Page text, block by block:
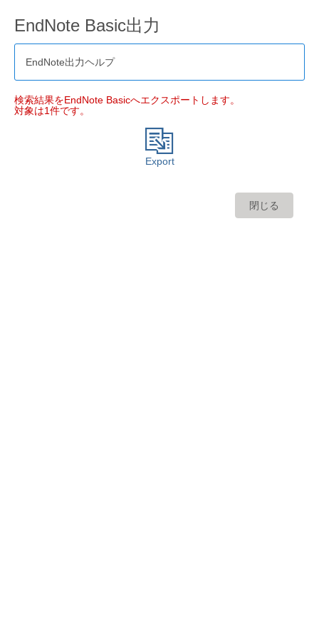
EndNote Basic出力
EndNote出力ヘルプ
検索結果をEndNote Basicへエクスポートします。
対象は1件です。
Export